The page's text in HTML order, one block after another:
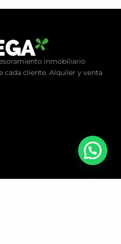
inmobiliario
cada cliente. Alquiler y venta